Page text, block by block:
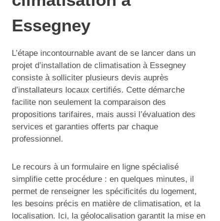
Essegney
L’étape incontournable avant de se lancer dans un
projet d’installation de climatisation à Essegney
consiste à solliciter plusieurs devis auprès
d’installateurs locaux certifiés. Cette démarche
facilite non seulement la comparaison des
propositions tarifaires, mais aussi l’évaluation des
services et garanties offerts par chaque
professionnel.
Le recours à un formulaire en ligne spécialisé
simplifie cette procédure : en quelques minutes, il
permet de renseigner les spécificités du logement,
les besoins précis en matière de climatisation, et la
localisation. Ici, la géolocalisation garantit la mise en